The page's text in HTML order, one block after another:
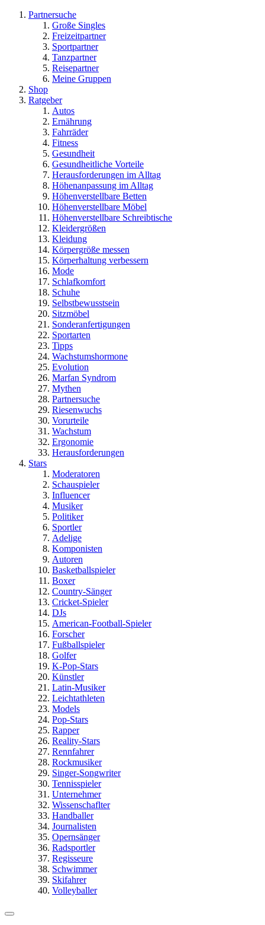
Partnersuche
Große Singles
Freizeitpartner
Sportpartner
Tanzpartner
Reisepartner
Meine Gruppen
Shop
Ratgeber
Autos
Ernährung
Fahrräder
Fitness
Gesundheit
Gesundheitliche Vorteile
Herausforderungen im Alltag
Höhenanpassung im Alltag
Höhenverstellbare Betten
Höhenverstellbare Möbel
Höhenverstellbare Schreibtische
Kleidergrößen
Kleidung
Körpergröße messen
Körperhaltung verbessern
Mode
Schlafkomfort
Schuhe
Selbstbewusstsein
Sitzmöbel
Sonderanfertigungen
Sportarten
Tipps
Wachstumshormone
Evolution
Marfan Syndrom
Mythen
Partnersuche
Riesenwuchs
Vorurteile
Wachstum
Ergonomie
Herausforderungen
Stars
Moderatoren
Schauspieler
Influencer
Musiker
Politiker
Sportler
Adelige
Komponisten
Autoren
Basketballspieler
Boxer
Country-Sänger
Cricket-Spieler
DJs
American-Football-Spieler
Forscher
Fußballspieler
Golfer
K-Pop-Stars
Künstler
Latin-Musiker
Leichtathleten
Models
Pop-Stars
Rapper
Reality-Stars
Rennfahrer
Rockmusiker
Singer-Songwriter
Tennisspieler
Unternehmer
Wissenschaflter
Handballer
Journalisten
Opernsänger
Radsportler
Regisseure
Schwimmer
Skifahrer
Volleyballer